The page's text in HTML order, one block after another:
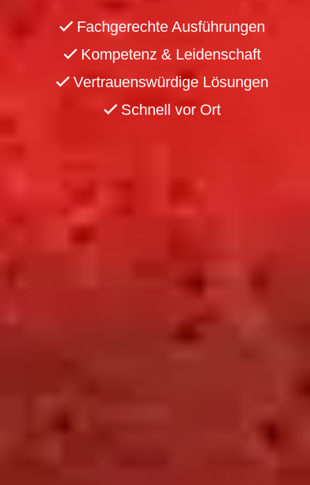
Fachgerechte Ausführungen
Kompetenz & Leidenschaft
Vertrauenswürdige Lösungen
Schnell vor Ort